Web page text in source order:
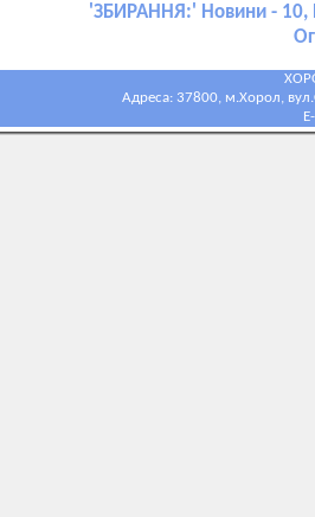
'ЗБИРАННЯ:' Новини - 10,
Адреса: 37800, м.Хорол,